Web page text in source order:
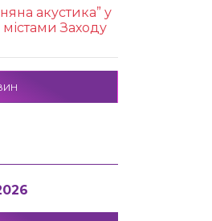
акустика” у
Заходу